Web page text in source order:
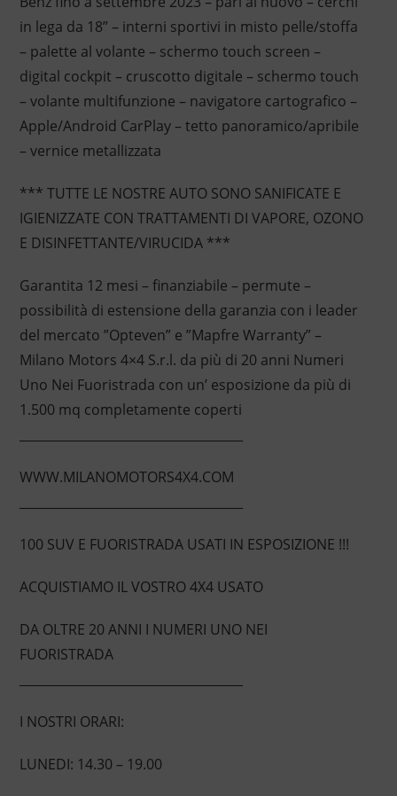
in lega da 18” – interni sportivi in misto pelle/stoffa
– palette al volante – schermo touch screen –
digital cockpit – cruscotto digitale – schermo touch
– volante multifunzione – navigatore cartografico –
Apple/Android CarPlay – tetto panoramico/apribile
– vernice metallizzata
*** TUTTE LE NOSTRE AUTO SONO SANIFICATE E
IGIENIZZATE CON TRATTAMENTI DI VAPORE, OZONO
E DISINFETTANTE/VIRUCIDA ***
Garantita 12 mesi – finanziabile – permute –
possibilità di estensione della garanzia con i leader
del mercato ”Opteven” e ”Mapfre Warranty” –
Milano Motors 4×4 S.r.l. da più di 20 anni Numeri
Uno Nei Fuoristrada con un’ esposizione da più di
1.500 mq completamente coperti
WWW.MILANOMOTORS4X4.COM
100 SUV E FUORISTRADA USATI IN ESPOSIZIONE !!!
ACQUISTIAMO IL VOSTRO 4X4 USATO
DA OLTRE 20 ANNI I NUMERI UNO NEI
FUORISTRADA
I NOSTRI ORARI:
LUNEDI: 14.30 – 19.00